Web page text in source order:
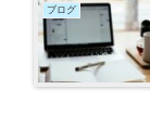
ブログ